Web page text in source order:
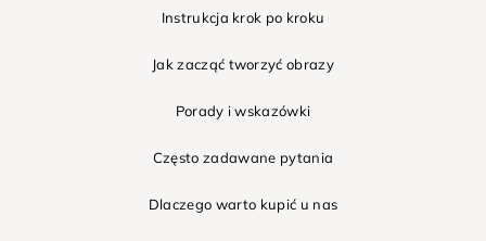
Instrukcja krok po kroku
Jak zacząć tworzyć obrazy
Porady i wskazówki
Często zadawane pytania
Dlaczego warto kupić u nas